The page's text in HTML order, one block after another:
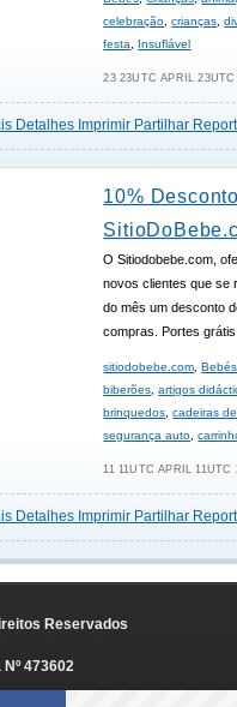
celebração ,crianças ,
festa
Insuflável
23 23UTC APRIL
Detalhes Imprimir Partilhar
10%
O Sitiodobebe.com,
novos clientes que se
do mês um desconto
compras. Portes
sitiodobebe.com ,Bebés
biberões ,artigos
brinquedos ,cadeiras
segurança auto ,
11 11UTC APRIL 11UTC
Detalhes Imprimir Partilhar
Reservados
473602